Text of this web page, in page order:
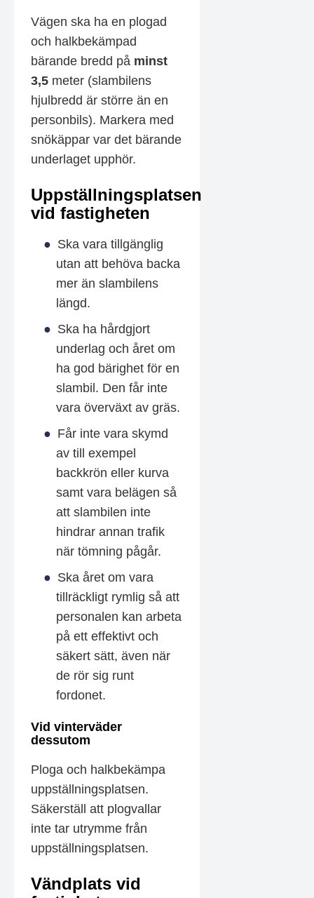
Vägen ska ha en plogad
och halkbekämpad
bärande bredd på minst
3,5 meter (slambilens
hjulbredd är större än en
personbils). Markera med
snökäppar var det bärande
underlaget upphör.
Uppställningsplatsen
vid fastigheten
Ska vara tillgänglig
utan att behöva backa
mer än slambilens
längd.
Ska ha hårdgjort
underlag och året om
ha god bärighet för en
slambil. Den får inte
vara överväxt av gräs.
Får inte vara skymd
av till exempel
backkrön eller kurva
samt vara belägen så
att slambilen inte
hindrar annan trafik
när tömning pågår.
Ska året om vara
tillräckligt rymlig så att
personalen kan arbeta
på ett effektivt och
säkert sätt, även när
de rör sig runt
fordonet.
Vid vinterväder
dessutom
Ploga och halkbekämpa
uppställningsplatsen.
Säkerställ att plogvallar
inte tar utrymme från
uppställningsplatsen.
Vändplats vid